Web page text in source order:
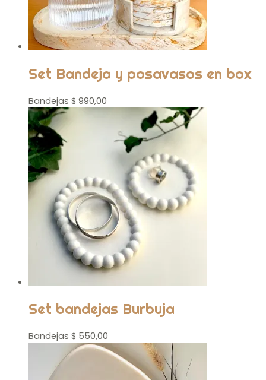
Set Bandeja y posavasos en box
Bandejas $ 990,00
Set bandejas Burbuja
Bandejas $ 550,00